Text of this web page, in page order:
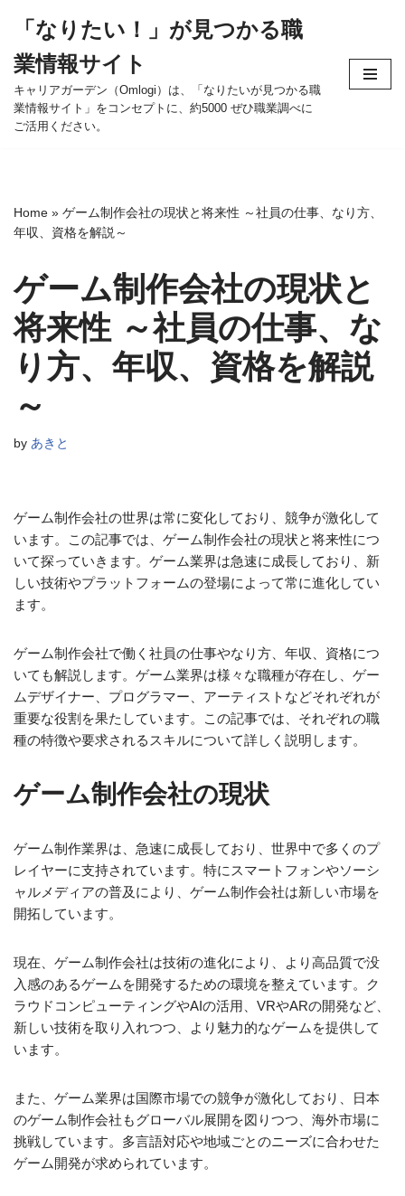
ン
テ
ン
ツ
ッ
プ
「なりたい！」が見つかる職
業情報サイト
キャリアガーデン（Omlogi）は、「なりたいが見つかる職
業情報サイト」をコンセプトに、約5000 ぜひ職業調べに
ご活用ください。
Home » ゲーム制作会社の現状と将来性 ～社員の仕事、なり方、
年収、資格を解説～
ゲーム制作会社の現状と
将来性 ～社員の仕事、な
り方、年収、資格を解説
～
by あきと
ゲーム制作会社の世界は常に変化しており、競争が激化して
います。この記事では、ゲーム制作会社の現状と将来性につ
いて探っていきます。ゲーム業界は急速に成長しており、新
しい技術やプラットフォームの登場によって常に進化してい
ます。
ゲーム制作会社で働く社員の仕事やなり方、年収、資格につ
いても解説します。ゲーム業界は様々な職種が存在し、ゲー
ムデザイナー、プログラマー、アーティストなどそれぞれが
重要な役割を果たしています。この記事では、それぞれの職
種の特徴や要求されるスキルについて詳しく説明します。
ゲーム制作会社の現状
ゲーム制作業界は、急速に成長しており、世界中で多くのプ
レイヤーに支持されています。特にスマートフォンやソーシ
ャルメディアの普及により、ゲーム制作会社は新しい市場を
開拓しています。
現在、ゲーム制作会社は技術の進化により、より高品質で没
入感のあるゲームを開発するための環境を整えています。ク
ラウドコンピューティングやAIの活用、VRやARの開発など、
新しい技術を取り入れつつ、より魅力的なゲームを提供して
います。
また、ゲーム業界は国際市場での競争が激化しており、日本
のゲーム制作会社もグローバル展開を図りつつ、海外市場に
挑戦しています。多言語対応や地域ごとのニーズに合わせた
ゲーム開発が求められています。